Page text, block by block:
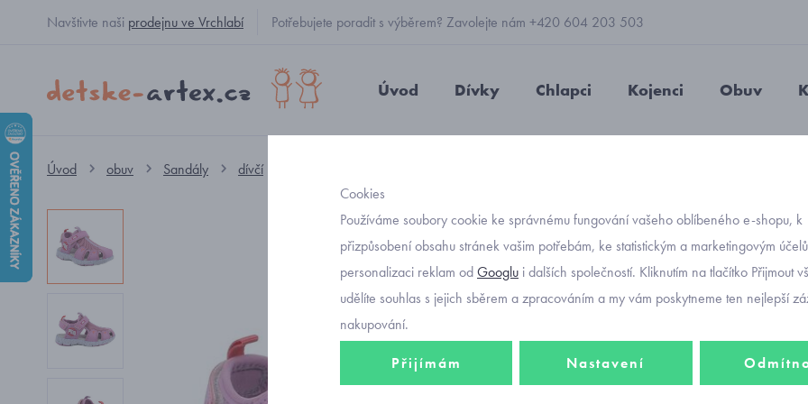
Navštivte naši prodejnu ve Vrchlabí Potřebujete poradit s výběrem? Zavolejte nám +420 604 203 503
Úvod Dívky Chlapci Kojenci Obuv
Úvod obuv Sandály dívčí
Objednávací
895
Cookies
Používáme soubory cookie ke správnému fungování vašeho oblíbeného e-shopu, k
přizpůsobení obsahu stránek vašim potřebám, ke statistickým a marketingovým
personalizaci reklam odGooglu i dalších společností. Kliknutím na tlačítko Přijmout
udělíte souhlas s jejich sběrem a zpracováním a my vám poskytneme ten nejlepší
nakupování.
Přijímám Nastavení